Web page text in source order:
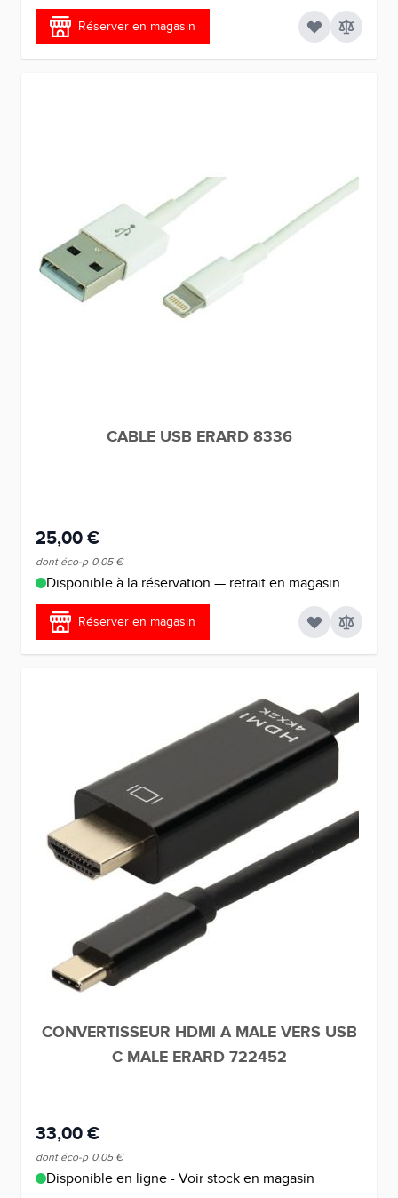
Réserver en magasin
CABLE USB ERARD 8336
25,00 €
dont éco-p 0,05 €
Disponible à la réservation — retrait en magasin
Réserver en magasin
CONVERTISSEUR HDMI A MALE VERS USB
C MALE ERARD 722452
33,00 €
dont éco-p 0,05 €
Disponible en ligne - Voir stock en magasin